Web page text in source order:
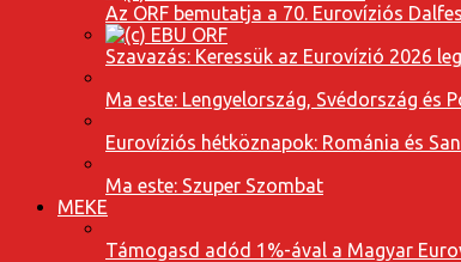
Az ORF bemutatja a 70. Eurovíziós
Szavazás: Keressük az Eurovízió 2026
Ma este: Lengyelország, Svédország
Eurovíziós hétköznapok: Románia és
Ma este: Szuper Szombat
MEKE
Támogasd adód 1%-ával a Magyar